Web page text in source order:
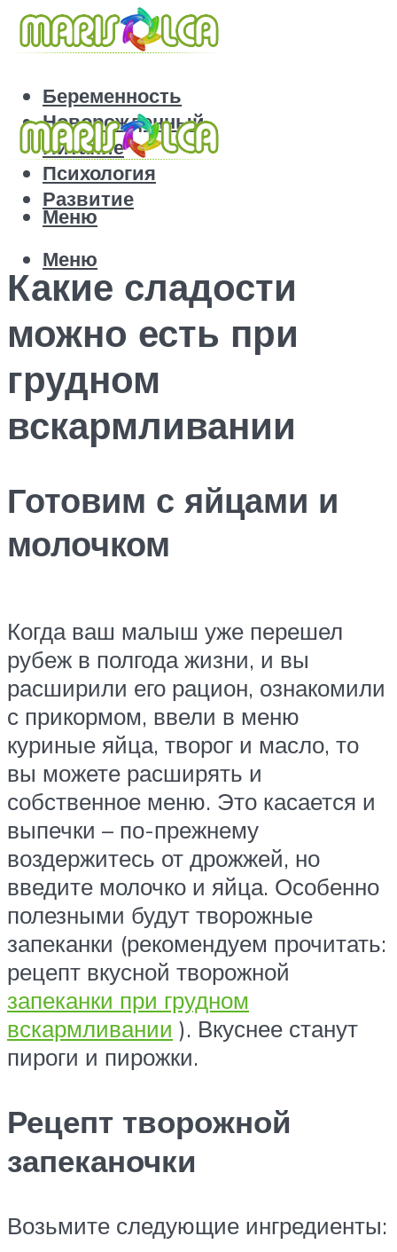
Беременность
Новорожденный
Питание
Психология
Развитие
Меню
Меню
Какие сладости
можно есть при
грудном
вскармливании
Готовим с яйцами и
молочком
Когда ваш малыш уже перешел
рубеж в полгода жизни, и вы
расширили его рацион, ознакомили
с прикормом, ввели в меню
куриные яйца, творог и масло, то
вы можете расширять и
собственное меню. Это касается и
выпечки – по-прежнему
воздержитесь от дрожжей, но
введите молочко и яйца. Особенно
полезными будут творожные
запеканки (рекомендуем прочитать:
рецепт вкусной творожной
запеканки при грудном
вскармливании ). Вкуснее станут
пироги и пирожки.
Рецепт творожной
запеканочки
Возьмите следующие ингредиенты: